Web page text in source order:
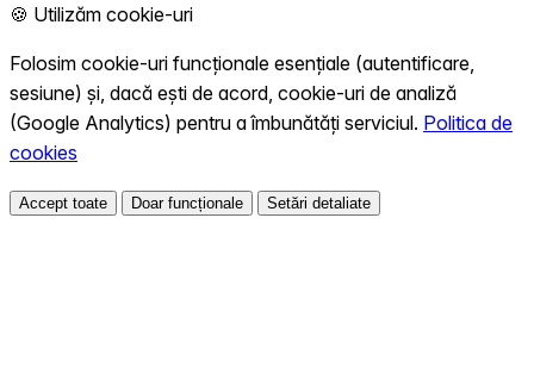
🍪 Utilizăm cookie-uri
Folosim cookie-uri funcționale esențiale (autentificare,
sesiune) și, dacă ești de acord, cookie-uri de analiză
(Google Analytics) pentru a îmbunătăți serviciul. Politica de
cookies
Accept toate Doar funcționale Setări detaliate